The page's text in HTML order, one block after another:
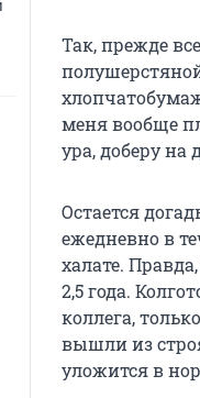
Так, прежде
меня вообще
ура, доберу
Остается
ежедневно в
халате.
2,5 года.
коллега,
вышли из
уложится в